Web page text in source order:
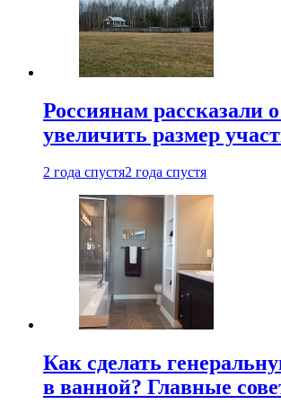
Россиянам рассказали
увеличить размер
2 года спустя2 года спустя
Как сделать
в ванной? Главные